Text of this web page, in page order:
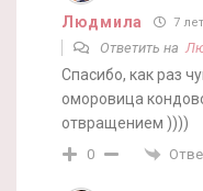
Людмила 7
Ответить на
Спасибо, как раз
оморовица
отвращением ))))
0